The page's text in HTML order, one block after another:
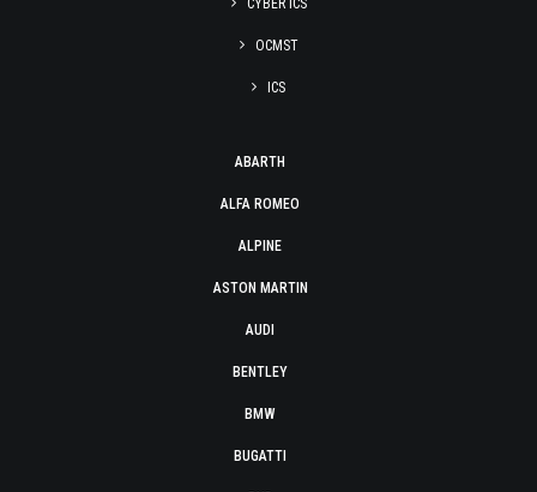
CYBER ICS
OCMST
ICS
ABARTH
ALFA ROMEO
ALPINE
ASTON MARTIN
AUDI
BENTLEY
BMW
BUGATTI